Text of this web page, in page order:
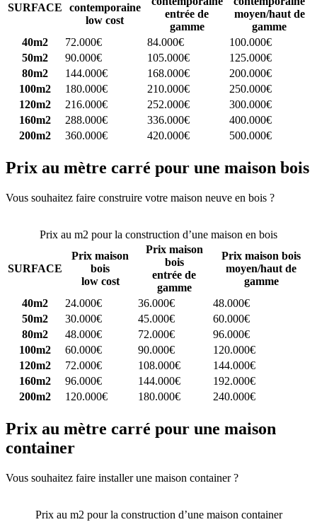
SURFACE
contemporaine
low cost
entrée de
gamme
moyen/haut de
gamme
40m2
72.000€ 84.000€
100.000€
50m2
90.000€ 105.000€
125.000€
80m2
144.000€ 168.000€
200.000€
100m2
180.000€ 210.000€
250.000€
120m2
216.000€ 252.000€
300.000€
160m2
288.000€ 336.000€
400.000€
200m2
360.000€ 420.000€ 500.000€
Prix au mètre carré pour une maison bois
Vous souhaitez faire construire votre maison neuve en bois ?
Prix au m2 pour la construction d’une maison en bois
SURFACE
Prix maison
bois
low cost
Prix maison
bois
entrée de
gamme
Prix maison bois
moyen/haut de
gamme
40m2
24.000€ 36.000€
48.000€
50m2
30.000€ 45.000€
60.000€
80m2
48.000€ 72.000€
96.000€
100m2
60.000€ 90.000€
120.000€
120m2
72.000€ 108.000€
144.000€
160m2
96.000€ 144.000€
192.000€
200m2
120.000€ 180.000€ 240.000€
Prix au mètre carré pour une maison
container
Vous souhaitez faire installer une maison container ?
Prix au m2 pour la construction d’une maison container